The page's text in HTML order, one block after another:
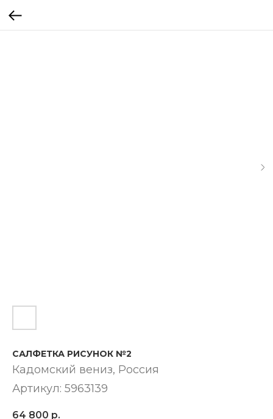
САЛФЕТКА РИСУНОК №2
Кадомский вениз​, Россия
Артикул: 5963139
64 800 р.